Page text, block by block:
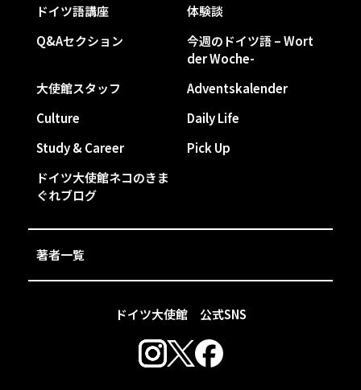
ドイツ大使館 公式SNS
ドイツ語講座
体験談
Q&Aセクション
今週のドイツ語 – Wort
der Woche-
大使館スタッフ
Adventskalender
Culture
Daily Life
Study & Career
Pick Up
ドイツ大使館ネコのきま
ぐれブログ
著者一覧